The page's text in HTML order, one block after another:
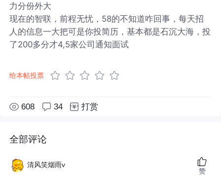
力分份外大
现在的智联，前程无忧，58的不知道咋回事，每天招
人的信息一大把可是你投简历，基本都是石沉大海，投
了200多分才4,5家公司通知面试
给本帖投票
608 34 打赏
全部评论
清风笑烟雨v
赞